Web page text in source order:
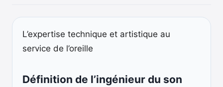
L’expertise technique et artistique au
service de l’oreille
Définition de l’ingénieur du son